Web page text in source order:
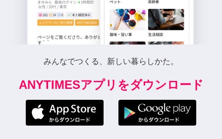
みんなでつくる、新しい暮らしかた。
ANYTIMESアプリをダウンロード